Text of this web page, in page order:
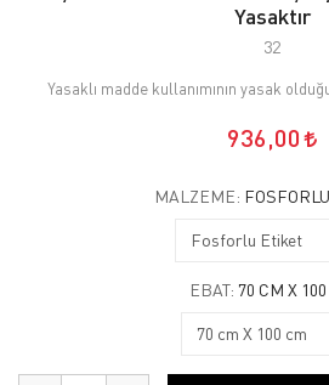
Yasaktır
32
Yasaklı madde kullanımının yasak
936,00
MALZEME:
EBAT: 70 CM X